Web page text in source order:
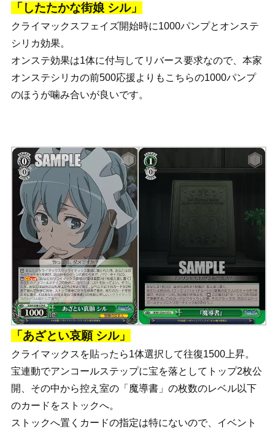
「したたかな街娘 シル」
クライマックスフェイズ開始時に1000パンプとオンステ
シリカ効果。
オンステ効果は1体に付与してリバース要求なので、本家
オンステシリカの前500応援よりもこちらの1000パンプ
のほうが噛み合いが良いです。
「あざとい哀願 シル」
クライマックスを貼ったら1体選択して往復1500上昇。
宝連動でアンコールステップに宝を落としてトップ2枚公
開、その中から控え室の「魔導書」の枚数のレベル以下
のカードをストックへ。
ストックへ置くカードの指定は特にないので、イベント